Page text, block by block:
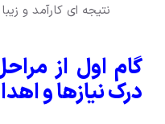
نتیجه ای کارآمد و
گام اول از
درک نیازها و